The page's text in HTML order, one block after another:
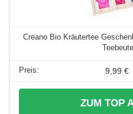
Creano Bio Kräutertee
9,99 €
ZUM TOP